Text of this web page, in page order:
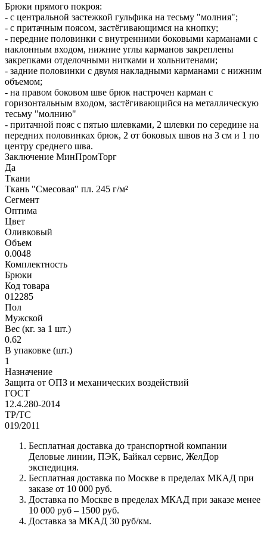
Брюки прямого покроя:
- с центральной застежкой гульфика на тесьму "молния";
- с притачным поясом, застёгивающимся на кнопку;
- передние половинки с внутренними боковыми карманами с
наклонным входом, нижние углы карманов закреплены
закрепками отделочными нитками и хольнитенами;
- задние половинки с двумя накладными карманами с нижним
объемом;
- на правом боковом шве брюк настрочен карман с
горизонтальным входом, застёгивающийся на металлическую
тесьму "молнию"
- притачной пояс с пятью шлевками, 2 шлевки по середине на
передних половинках брюк, 2 от боковых швов на 3 см и 1 по
центру среднего шва.
Заключение МинПромТорг
Да
Ткани
Ткань "Смесовая" пл. 245 г/м²
Сегмент
Оптима
Цвет
Оливковый
Объем
0.0048
Комплектность
Брюки
Код товара
012285
Пол
Мужской
Вес (кг. за 1 шт.)
0.62
В упаковке (шт.)
1
Назначение
Защита от ОПЗ и механических воздействий
ГОСТ
12.4.280-2014
ТР/ТС
019/2011
Бесплатная доставка до транспортной компании
Деловые линии, ПЭК, Байкал сервис, ЖелДор
экспедиция.
Бесплатная доставка по Москве в пределах МКАД при
заказе от 10 000 руб.
Доставка по Москве в пределах МКАД при заказе менее
10 000 руб – 1500 руб.
Доставка за МКАД 30 руб/км.